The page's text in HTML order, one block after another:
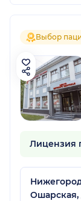
Выбор
Лицензия
Ошарская,